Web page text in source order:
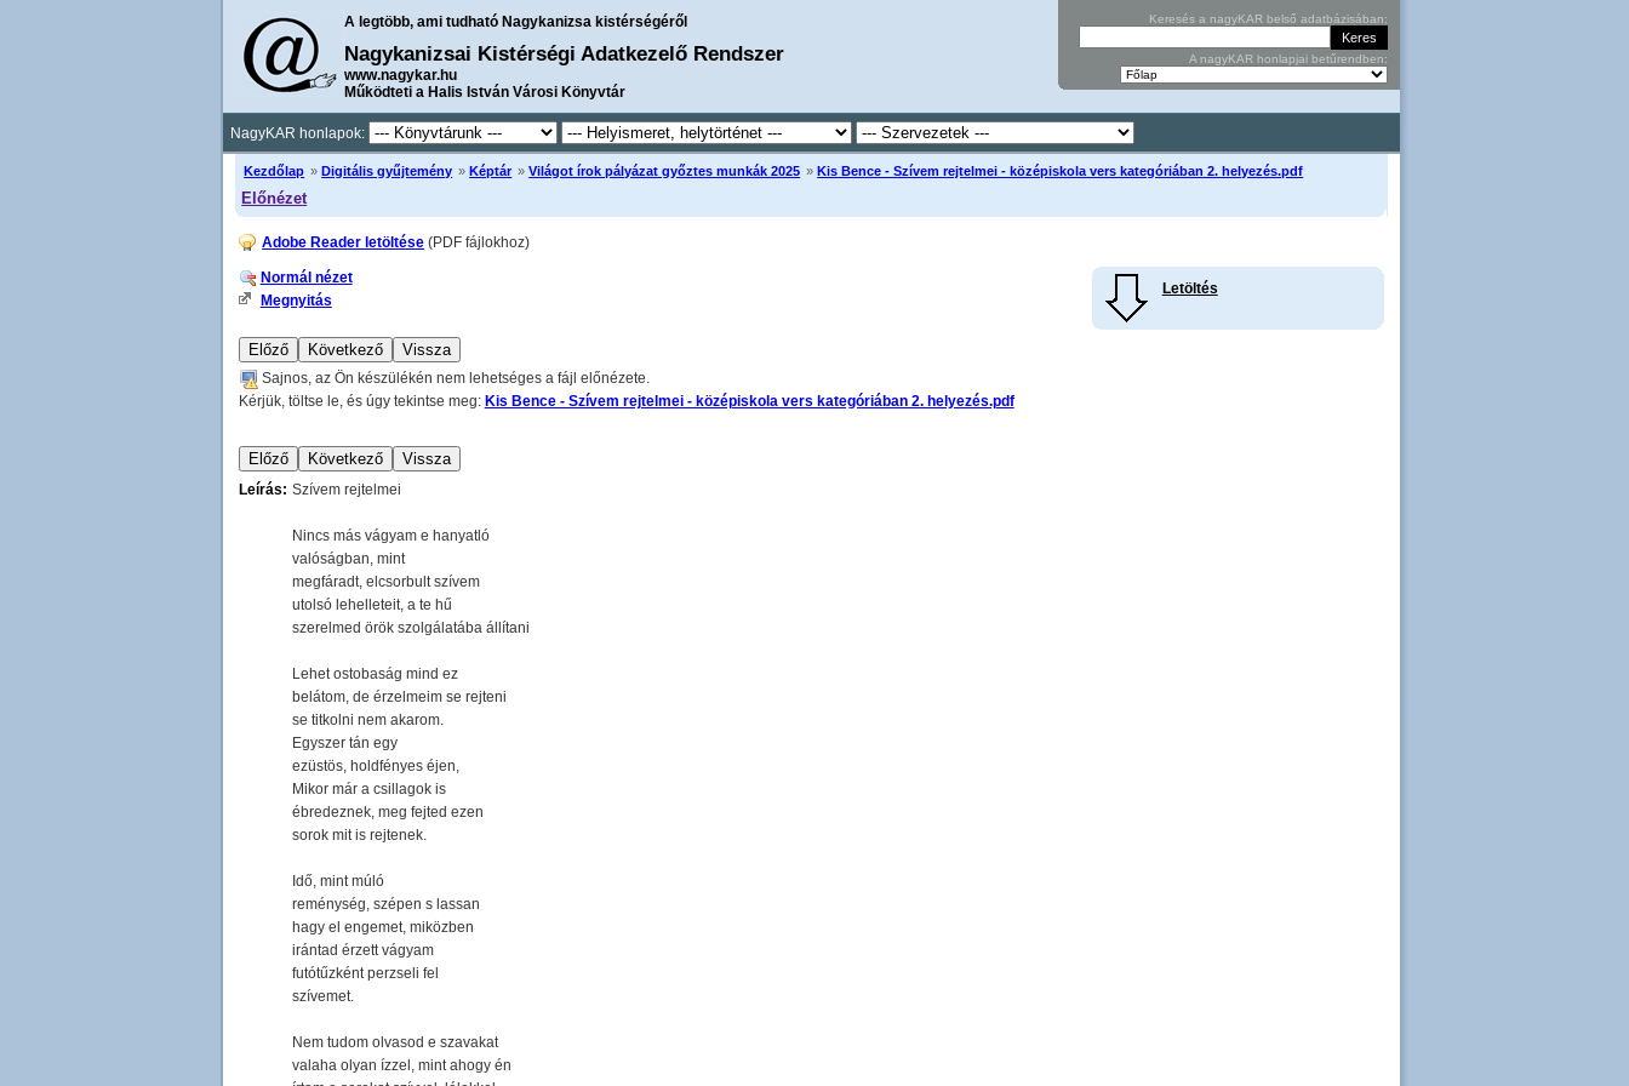
A legtöbb, ami tudható Nagykanizsa kistérségéről
Nagykanizsai Kistérségi Adatkezelő Rendszer
www.nagykar.hu
Működteti a Halis István Városi Könyvtár
Keresés a nagyKAR belső adatbázisában:
A nagyKAR honlapjai betűrendben:
NagyKAR honlapok:
Kezdőlap » Digitális gyűjtemény » Képtár »Világot írok pályázat győztes munkák 2025 » Kis Bence - Szívem rejtelmei - középiskola vers kategóriában 2. helyezés.pdf
Előnézet
Adobe Reader letöltése (PDF fájlokhoz)
Letöltés
Normál nézet
Megnyitás
Sajnos, az Ön készülékén nem lehetséges a fájl előnézete.
Kérjük, töltse le, és úgy tekintse meg: Kis Bence - Szívem rejtelmei - középiskola vers kategóriában 2. helyezés.pdf
Leírás: Szívem rejtelmei
Nincs más vágyam e hanyatló
valóságban, mint
megfáradt, elcsorbult szívem
utolsó lehelleteit, a te hű
szerelmed örök szolgálatába állítani
Lehet ostobaság mind ez
belátom, de érzelmeim se rejteni
se titkolni nem akarom.
Egyszer tán egy
ezüstös, holdfényes éjen,
Mikor már a csillagok is
ébredeznek, meg fejted ezen
sorok mit is rejtenek.
Idő, mint múló
reménység, szépen s lassan
hagy el engemet, miközben
irántad érzett vágyam
futótűzként perzseli fel
szívemet.
Nem tudom olvasod e szavakat
valaha olyan ízzel, mint ahogy én